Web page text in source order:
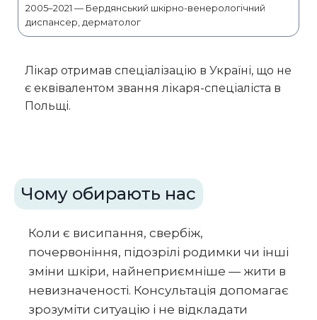
2005–2021 — Бердянський шкірно-венерологічний
диспансер, дерматолог
Лікар отримав спеціалізацію в Україні, що не
є еквівалентом звання лікаря-спеціаліста в
Польщі.
Чому обирають нас
Коли є висипання, свербіж,
почервоніння, підозрілі родимки чи інші
зміни шкіри, найнеприємніше — жити в
невизначеності. Консультація допомагає
зрозуміти ситуацію і не відкладати